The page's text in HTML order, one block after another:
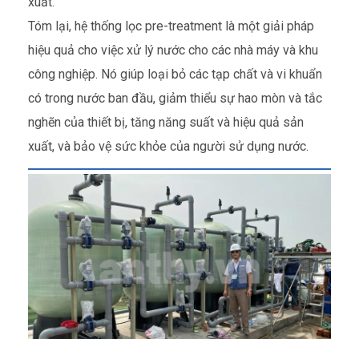
Tóm lại, hệ thống lọc pre-treatment là một giải pháp
hiệu quả cho việc xử lý nước cho các nhà máy và khu
công nghiệp. Nó giúp loại bỏ các tạp chất và vi khuẩn
có trong nước ban đầu, giảm thiểu sự hao mòn và tắc
nghẽn của thiết bị, tăng năng suất và hiệu quả sản
xuất, và bảo vệ sức khỏe của người sử dụng nước.